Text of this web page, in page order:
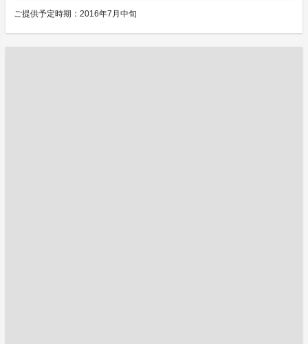
ご提供予定時期：2016年7月中旬